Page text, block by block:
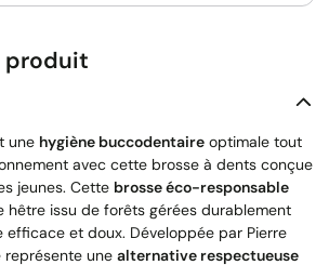
produit
une hygiène buccodentaire optimale tout
avec cette brosse à dents conçue
jeunes. Cette brosse éco-responsable
hêtre issu de forêts gérées durablement
efficace et doux. Développée par Pierre
représente une alternative respectueuse